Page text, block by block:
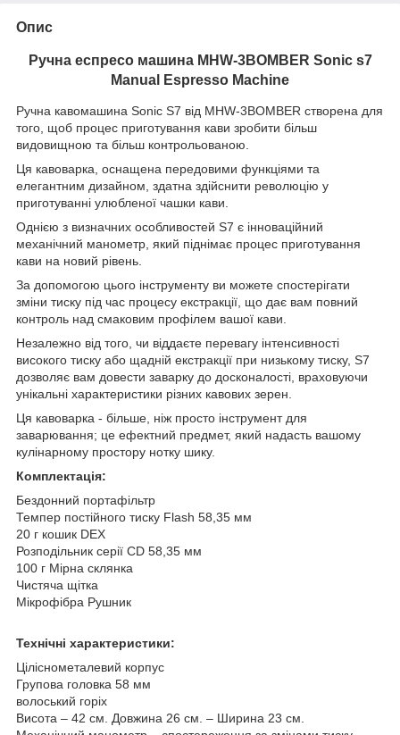
Опис
Ручна еспресо машина MHW-3BOMBER Sonic s7
Manual Espresso Machine
Ручна кавомашина Sonic S7 від MHW-3BOMBER створена для
того, щоб процес приготування кави зробити більш
видовищною та більш контрольованою.
Ця кавоварка, оснащена передовими функціями та
елегантним дизайном, здатна здійснити революцію у
приготуванні улюбленої чашки кави.
Однією з визначних особливостей S7 є інноваційний
механічний манометр, який піднімає процес приготування
кави на новий рівень.
За допомогою цього інструменту ви можете спостерігати
зміни тиску під час процесу екстракції, що дає вам повний
контроль над смаковим профілем вашої кави.
Незалежно від того, чи віддаєте перевагу інтенсивності
високого тиску або щадній екстракції при низькому тиску, S7
дозволяє вам довести заварку до досконалості, враховуючи
унікальні характеристики різних кавових зерен.
Ця кавоварка - більше, ніж просто інструмент для
заварювання; це ефектний предмет, який надасть вашому
кулінарному простору нотку шику.
Комплектація:
Бездонний портафільтр
Темпер постійного тиску Flash 58,35 мм
20 г кошик DEX
Розподільник серії CD 58,35 мм
100 г Мірна склянка
Чистяча щітка
Мікрофібра Рушник
Технічні характеристики:
Ціліснометалевий корпус
Групова головка 58 мм
волоський горіх
Висота – 42 см. Довжина 26 см. – Ширина 23 см.